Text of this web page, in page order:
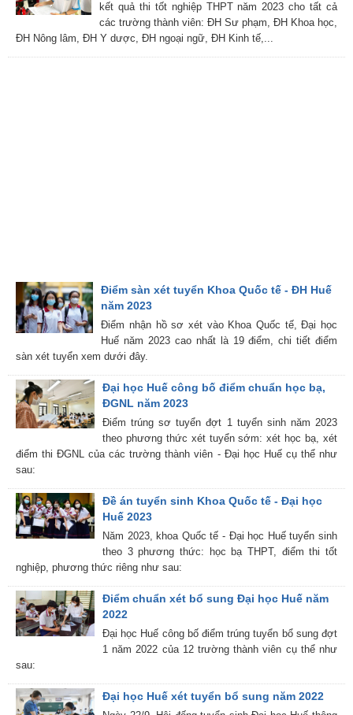
kết quả thi tốt nghiệp THPT năm 2023 cho tất cả
các trường thành viên: ĐH Sư phạm, ĐH Khoa học,
ĐH Nông lâm, ĐH Y dược, ĐH ngoại ngữ, ĐH Kinh tế,...
Điểm sàn xét tuyển Khoa Quốc tế - ĐH Huế
năm 2023
Điểm nhận hồ sơ xét vào Khoa Quốc tế, Đại học
Huế năm 2023 cao nhất là 19 điểm, chi tiết điểm
sàn xét tuyển xem dưới đây.
Đại học Huế công bố điểm chuẩn học bạ,
ĐGNL năm 2023
Điểm trúng sơ tuyển đợt 1 tuyển sinh năm 2023
theo phương thức xét tuyển sớm: xét học bạ, xét
điểm thi ĐGNL của các trường thành viên - Đại học Huế cụ thể như
sau:
Đề án tuyển sinh Khoa Quốc tế - Đại học
Huế 2023
Năm 2023, khoa Quốc tế - Đại học Huế tuyển sinh
theo 3 phương thức: học bạ THPT, điểm thi tốt
nghiệp, phương thức riêng như sau:
Điểm chuẩn xét bổ sung Đại học Huế năm
2022
Đại học Huế công bố điểm trúng tuyển bổ sung đợt
1 năm 2022 của 12 trường thành viên cụ thể như
sau:
Đại học Huế xét tuyển bổ sung năm 2022